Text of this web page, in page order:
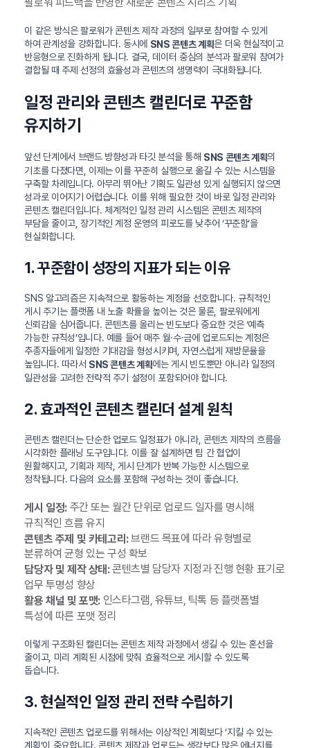
이 같은 방식은 팔로워가 콘텐츠 제작 과정의 일부로 참여할 수 있게
하여 관계성을 강화합니다. 동시에 SNS 콘텐츠 계획은 더욱 현실적이고
반응형으로 진화하게 됩니다. 결국, 데이터 중심의 분석과 팔로워 참여가
결합될 때 주제 선정의 효율성과 콘텐츠의 생명력이 극대화됩니다.
일정 관리와 콘텐츠 캘린더로 꾸준함
유지하기
앞선 단계에서 브랜드 방향성과 타깃 분석을 통해 SNS 콘텐츠 계획의
기초를 다졌다면, 이제는 이를 꾸준히 실행으로 옮길 수 있는 시스템을
구축할 차례입니다. 아무리 뛰어난 기획도 일관성 있게 실행되지 않으면
성과로 이어지기 어렵습니다. 이를 위해 필요한 것이 바로 일정 관리와
콘텐츠 캘린더입니다. 체계적인 일정 관리 시스템은 콘텐츠 제작의
부담을 줄이고, 장기적인 계정 운영의 피로도를 낮추어 ‘꾸준함’을
현실화합니다.
1. 꾸준함이 성장의 지표가 되는 이유
SNS 알고리즘은 지속적으로 활동하는 계정을 선호합니다. 규칙적인
게시 주기는 플랫폼 내 노출 확률을 높이는 것은 물론, 팔로워에게
신뢰감을 심어줍니다. 콘텐츠를 올리는 빈도보다 중요한 것은 ‘예측
가능한 규칙성’입니다. 예를 들어 매주 월·수·금에 업로드되는 계정은
추종자들에게 일정한 기대감을 형성시키며, 자연스럽게 재방문율을
높입니다. 따라서 SNS 콘텐츠 계획에는 게시 빈도뿐만 아니라 일정의
일관성을 고려한 전략적 주기 설정이 포함되어야 합니다.
2. 효과적인 콘텐츠 캘린더 설계 원칙
콘텐츠 캘린더는 단순한 업로드 일정표가 아니라, 콘텐츠 제작의 흐름을
시각화한 플래닝 도구입니다. 이를 잘 설계하면 팀 간 협업이
원활해지고, 기획과 제작, 게시 단계가 반복 가능한 시스템으로
정착됩니다. 다음의 요소를 포함해 구성하는 것이 좋습니다.
게시 일정:주간 또는 월간 단위로 업로드 일자를 명시해
규칙적인 흐름 유지
콘텐츠 주제 및 카테고리:브랜드 목표에 따라 유형별로
분류하여 균형 있는 구성 확보
담당자 및 제작 상태:콘텐츠별 담당자 지정과 진행 현황 표기로
업무 투명성 향상
활용 채널 및 포맷:인스타그램, 유튜브, 틱톡 등 플랫폼별
특성에 따른 포맷 정리
이렇게 구조화된 캘린더는 콘텐츠 제작 과정에서 생길 수 있는 혼선을
줄이고, 미리 계획된 시점에 맞춰 효율적으로 게시할 수 있도록
돕습니다.
3. 현실적인 일정 관리 전략 수립하기
지속적인 콘텐츠 업로드를 위해서는 이상적인 계획보다 ‘지킬 수 있는
계획’이 중요합니다. 콘텐츠 제작과 업로드는 생각보다 많은 에너지를